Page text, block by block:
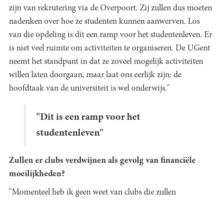
zijn van rekrutering via de Overpoort. Zij zullen dus moeten
nadenken over hoe ze studenten kunnen aanwerven. Los
van die opdeling is dit een ramp voor het studentenleven. Er
is niet veel ruimte om activiteiten te organiseren. De UGent
neemt het standpunt in dat ze zoveel mogelijk activiteiten
willen laten doorgaan, maar laat ons eerlijk zijn: de
hoofdtaak van de universiteit is wel onderwijs."
"Dit is een ramp voor het
studentenleven"
Zullen er clubs verdwijnen als gevolg van financiële
moeilijkheden?
"Momenteel heb ik geen weet van clubs die zullen